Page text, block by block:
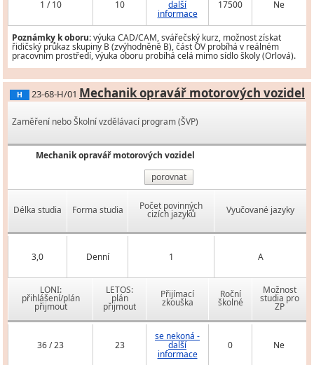
1 / 10 10 další
informace
17500 Ne
Poznámky k oboru:výuka CAD/CAM, svářečský kurz, možnost získat
řidičský průkaz skupiny B (zvýhodněně B), část OV probíhá v reálném
pracovním prostředí, výuka oboru probíhá celá mimo sídlo školy (Orlová).
H 23-68-H/01 Mechanik opravář motorových vozidel
Zaměření nebo Školní vzdělávací program (ŠVP)
Mechanik opravář motorových vozidel
porovnat
Délka studia Forma studia Počet povinných
cizích jazyků Vyučované jazyky
3,0 Denní 1 A
LONI:
přihlášení/plán
přijmout
LETOS:
plán
přijmout
Přijímací
zkouška
Roční
školné
Možnost
studia pro
ZP
36 / 23 23
se nekoná -
další
informace
0 Ne